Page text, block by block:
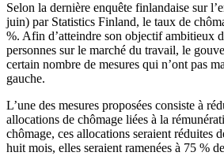
Selon la dernière enquête finlandaise sur
juin) par Statistics Finland, le taux de
%. Afin d’atteindre son objectif ambitieux
personnes sur le marché du travail, le
certain nombre de mesures qui n’ont pas
gauche.
L’une des mesures proposées consiste à
allocations de chômage liées à la
chômage, ces allocations seraient réduites
huit mois, elles seraient ramenées à 75 %